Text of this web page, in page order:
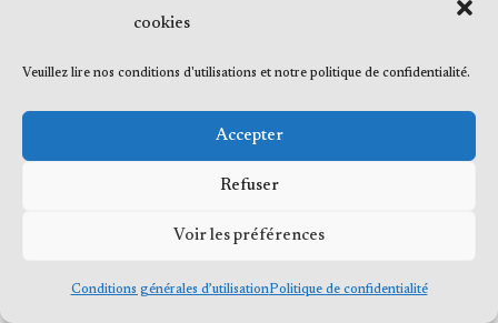
cookies
Veuillez lire nos conditions d'utilisations et notre politique de confidentialité.
Accepter
Refuser
Voir les préférences
Conditions générales d’utilisationPolitique de confidentialité